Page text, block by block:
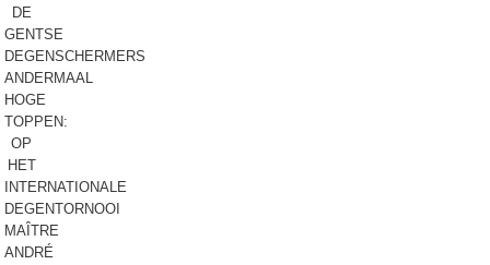
DE
GENTSE
DEGENSCHERMERS
ANDERMAAL
HOGE
TOPPEN:
OP
HET
INTERNATIONALE
DEGENTORNOOI
MAÎTRE
ANDRÉ